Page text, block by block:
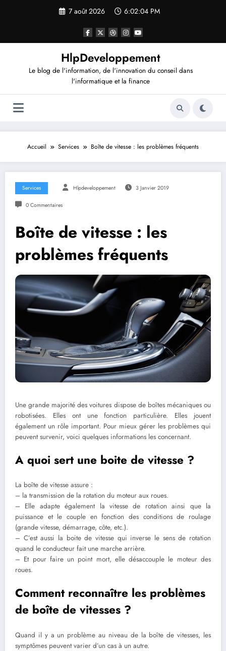
7 août 2026 6:02:04 PM
HlpDeveloppement
Le blog de l'information, de l'innovation du conseil dans
l'informatique et la finance
Accueil Services Boîte de vitesse : les problèmes fréquents
Services Hlpdeveloppement 3 Janvier 2019
0 Commentaires
Boîte de vitesse : les
problèmes fréquents
Une grande majorité des voitures dispose de boîtes mécaniques ou
robotisées. Elles ont une fonction particulière. Elles jouent
également un rôle important. Pour mieux gérer les problèmes qui
peuvent survenir, voici quelques informations les concernant.
A quoi sert une boite de vitesse ?
La boîte de vitesse assure :
– la transmission de la rotation du moteur aux roues.
– Elle adapte également la vitesse de rotation ainsi que la
puissance et le couple en fonction des conditions de roulage
(grande vitesse, démarrage, côte, etc.).
– C’est aussi la boite de vitesse qui inverse le sens de rotation
quand le conducteur fait une marche arrière.
– Et pour faire un point mort, elle désaccouple le moteur des
roues.
Comment reconnaître les problèmes
de boîte de vitesses ?
Quand il y a un problème au niveau de la boîte de vitesses, les
symptômes peuvent varier d’un cas à un autre.